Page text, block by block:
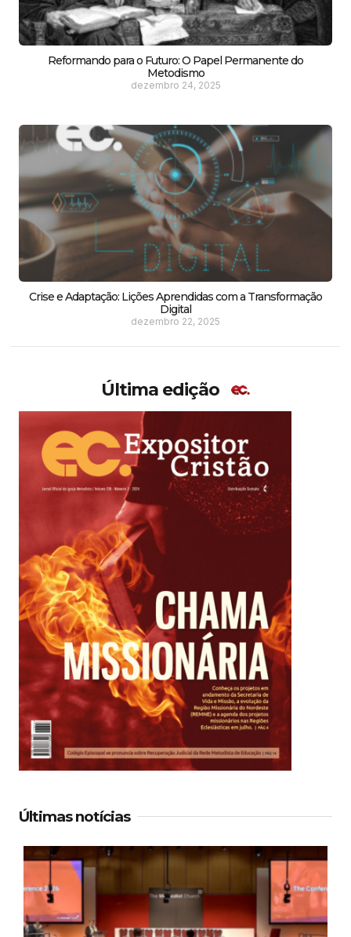
Reformando para o Futuro: O Papel Permanente do
Metodismo
dezembro 24, 2025
Crise e Adaptação: Lições Aprendidas com a Transformação
Digital
dezembro 22, 2025
Última edição
Últimas notícias